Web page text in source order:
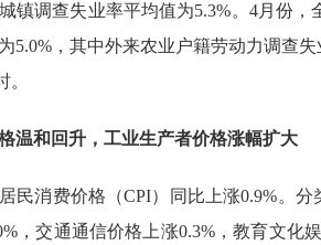
镇调查失业率平均值为5.3%。 4月份，
5.0% ，其中外来农业户籍劳动力调查失
。
温和回升，工业生产者价格涨幅扩大
民消费价格（CPI）同比上涨0.9%。分
，交通通信价格上涨0.3%，教育文化